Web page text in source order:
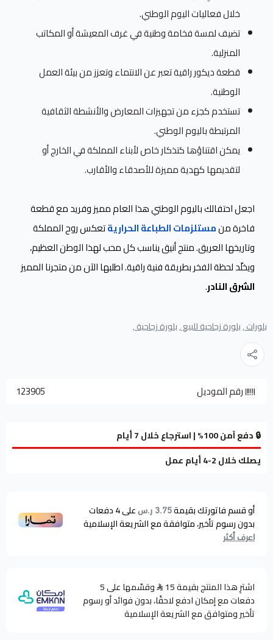
خلال فعاليات اليوم الوطني.
تضيف لمسة فخامة وطنية في غرف المعيشة أو المكاتب
المنزلية.
قطعة ديكور راقية تعبر عن الانتماء وتعزز من بيئة العمل
الوطنية.
تستخدم كجزء من تجهيزات المعارض والأنشطة الثقافية
المرتبطة باليوم الوطني.
يمكن اقتناؤها كتذكار خاص لأبناء المملكة في الخارج أو
لتقديمها كهدية مميزة للأصدقاء والأقارب.
اجعل احتفالك باليوم الوطني هذا العام مميز وفريد مع قطعة
فاخرة منمستلزمات الطباعة الحراريةتعكس روح المملكة
وتاريخها العريق. منتج أنيق يناسب كل محب لهذا الوطن العظيم،
ويخلّد لحظة الفخر بطريقة فنية راقية. اطلبها الآن من متجرنا المميز
الشرق النادر.
بلورات ,بلورة زجاجية للبيع ,بلورة زجاجية ,
رقم الموديل 123905
🔒 دفع آمن 100% | استرجاع خلال 7 أيام
يصلك خلال 2-4 أيام عمل
أو قسم فاتورتك بقيمة3.75 ر.س على4دفعات
بدون رسوم تأخير، متوافقة مع الشريعة الإسلامية
اعرف أكثر
اشترِ هذا المنتج بقيمة 15
وقسّمها على 5
دفعات مع إمكان ادفع لاحقًا، بدون فوائد أو رسوم
تأخير ومتوافق مع الشريعة الإسلامية